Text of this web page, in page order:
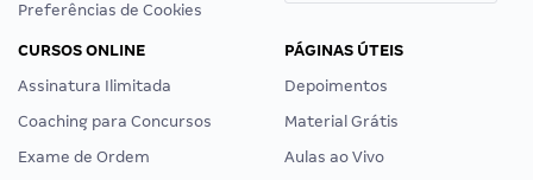
Preferências de Cookies
CURSOS ONLINE
Assinatura Ilimitada
Coaching para Concursos
Exame de Ordem
PÁGINAS ÚTEIS
Depoimentos
Material Grátis
Aulas ao Vivo